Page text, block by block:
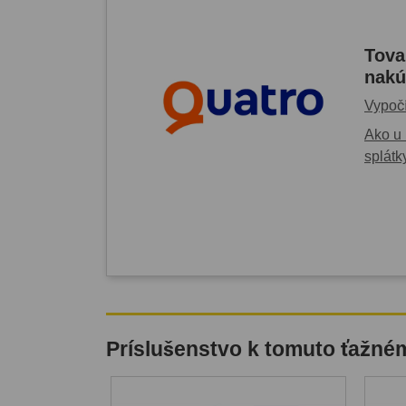
Ako u
Príslušenstvo k tomuto